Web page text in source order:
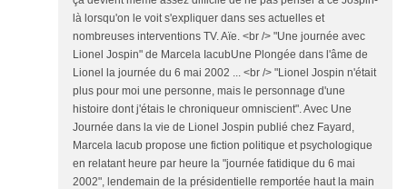
là lorsqu'on le voit s'expliquer dans ses actuelles et
nombreuses interventions TV. Aïe. <br /> "Une journée avec
Lionel Jospin" de Marcela IacubUne Plongée dans l'âme de
Lionel la journée du 6 mai 2002 ... <br /> "Lionel Jospin n'était
plus pour moi une personne, mais le personnage d'une
histoire dont j'étais le chroniqueur omniscient". Avec Une
Journée dans la vie de Lionel Jospin publié chez Fayard,
Marcela Iacub propose une fiction politique et psychologique
en relatant heure par heure la "journée fatidique du 6 mai
2002", lendemain de la présidentielle remportée haut la main